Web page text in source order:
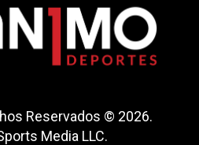
Reservados © 2026.
Media LLC.